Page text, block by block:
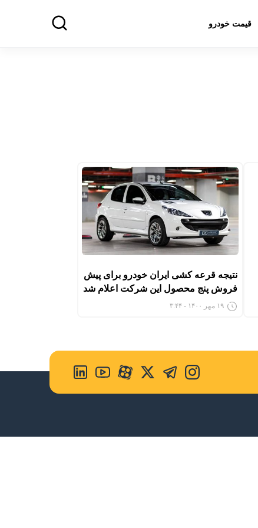
قیمت خودرو
نتیجه قرعه کشی ایران خودرو برای پیش
فروش پنج محصول این شرکت اعلام شد
۱۹ مهر ۱۴۰۰ - ۳:۴۴